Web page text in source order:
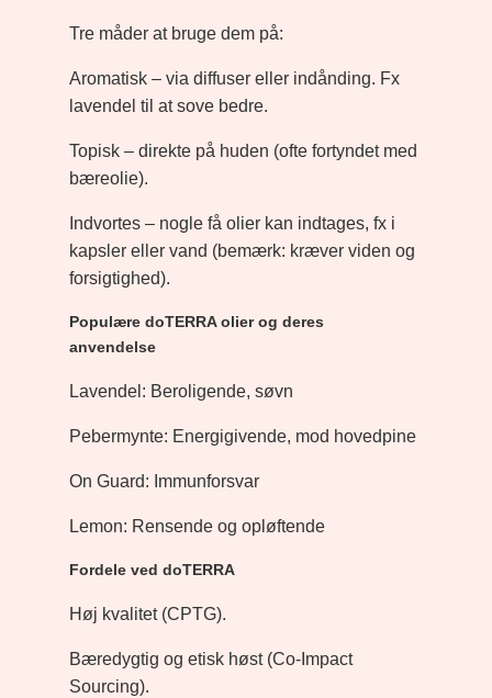
Tre måder at bruge dem på:
Aromatisk – via diffuser eller indånding. Fx
lavendel til at sove bedre.
Topisk – direkte på huden (ofte fortyndet med
bæreolie).
Indvortes – nogle få olier kan indtages, fx i
kapsler eller vand (bemærk: kræver viden og
forsigtighed).
Populære doTERRA olier og deres
anvendelse
Lavendel: Beroligende, søvn
Pebermynte: Energigivende, mod hovedpine
On Guard: Immunforsvar
Lemon: Rensende og opløftende
Fordele ved doTERRA
Høj kvalitet (CPTG).
Bæredygtig og etisk høst (Co-Impact
Sourcing).